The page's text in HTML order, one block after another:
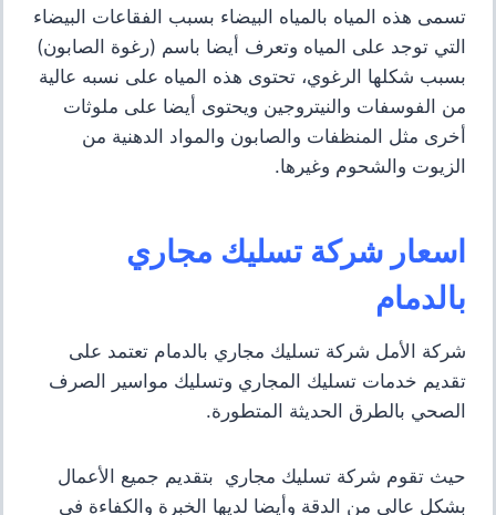
تسمى هذه المياه بالمياه البيضاء بسبب الفقاعات البيضاء
التي توجد على المياه وتعرف أيضا باسم (رغوة الصابون)
بسبب شكلها الرغوي، تحتوى هذه المياه على نسبه عالية
من الفوسفات والنيتروجين ويحتوى أيضا على ملوثات
أخرى مثل المنظفات والصابون والمواد الدهنية من
الزيوت والشحوم وغيرها.
اسعار شركة تسليك مجاري
بالدمام
شركة الأمل شركة تسليك مجاري بالدمام تعتمد على
تقديم خدمات تسليك المجاري وتسليك مواسير الصرف
الصحي بالطرق الحديثة المتطورة.
حيث تقوم شركة تسليك مجاري بتقديم جميع الأعمال
بشكل عالي من الدقة وأيضا لديها الخبرة والكفاءة في